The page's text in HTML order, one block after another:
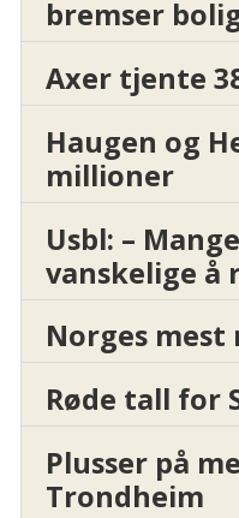
bremser
Axer tjente
Haugen og
millioner
Usbl: –
vanskelige å
Norges mest
Røde tall for
Plusser på
Trondheim